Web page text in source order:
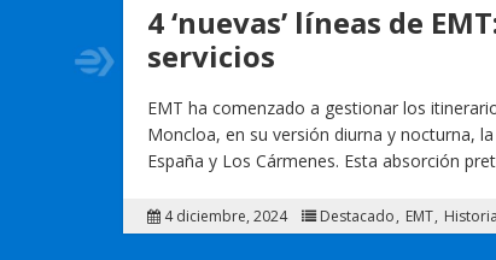
4 ‘nuevas’ líneas de
servicios
EMT ha comenzado a gestionar los
Moncloa, en su versión diurna y nocturna,
España y Los Cármenes. Esta absorción
4 diciembre, 2024 Destacado EMT